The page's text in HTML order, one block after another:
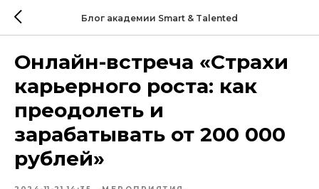
Блог академии Smart & Talented
Онлайн-встреча «Страхи
карьерного роста: как
преодолеть и
зарабатывать от 200 000
рублей»